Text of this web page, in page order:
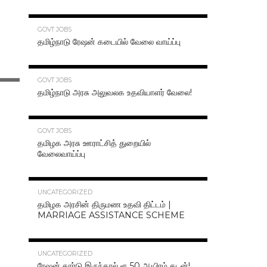
GOVT JOBS
தமிழ்நாடு ரேஷன் கடையில் வேலை வாய்ப்பு
GOVT JOBS
தமிழ்நாடு அரசு அலுவலக உதவியாளர் வேலை!
GOVT JOBS
தமிழக அரசு ஊராட்சித் துறையில்
வேலைவாய்ப்பு
UNCATEGORIZED
தமிழக அரசின் திருமண உதவி திட்டம் |
MARRIAGE ASSISTANCE SCHEME
UNCATEGORIZED